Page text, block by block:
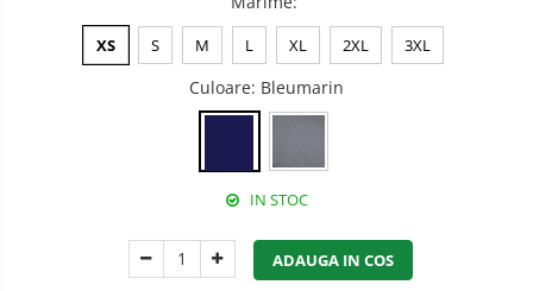
Puncte de ancorare
XS S M L XL 2XL 3XL
Culoare: Bleumarin
IN STOC
ADAUGA IN COS